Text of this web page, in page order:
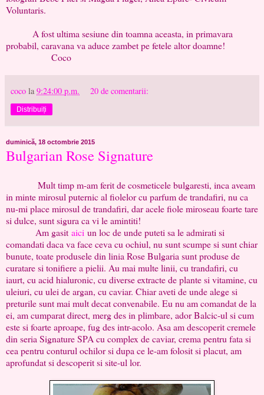
Voluntaris.
A fost ultima sesiune din toamna aceasta, in primavara
probabil, caravana va aduce zambet pe fetele altor doamne!
Coco
coco la 9:24:00 p.m. 20 de comentarii:
Distribuiți
duminică, 18 octombrie 2015
Bulgarian Rose Signature
Mult timp m-am ferit de cosmeticele bulgaresti, inca aveam
in minte mirosul puternic al fiolelor cu parfum de trandafiri, nu ca
nu-mi place mirosul de trandafiri, dar acele fiole miroseau foarte tare
si dulce, sunt sigura ca vi le amintiti!
Am gasit aici un loc de unde puteti sa le admirati si
comandati daca va face ceva cu ochiul, nu sunt scumpe si sunt chiar
bunute, toate produsele din linia Rose Bulgaria sunt produse de
curatare si tonifiere a pielii. Au mai multe linii, cu trandafiri, cu
iaurt, cu acid hialuronic, cu diverse extracte de plante si vitamine, cu
uleiuri, cu ulei de argan, cu caviar. Chiar aveti de unde alege si
preturile sunt mai mult decat convenabile. Eu nu am comandat de la
ei, am cumparat direct, merg des in plimbare, ador Balcic-ul si cum
este si foarte aproape, fug des intr-acolo. Asa am descoperit cremele
din seria Signature SPA cu complex de caviar, crema pentru fata si
cea pentru conturul ochilor si dupa ce le-am folosit si placut, am
aprofundat si descoperit si site-ul lor.